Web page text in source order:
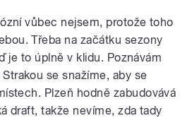
vůbec nejsem, protože toho
Třeba na začátku sezony
je to úplně v klidu. Poznávám
se snažíme, aby se
Plzeň hodně zabudovává
draft, takže nevíme, zda tady